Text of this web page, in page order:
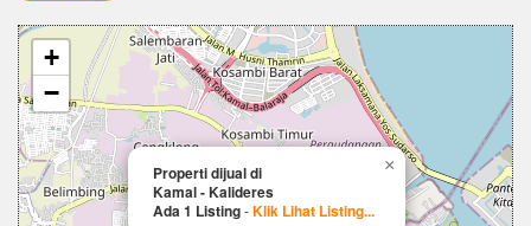
Properti dijual di
Kamal - Kalideres
Ada 1 Listing-Klik Lihat Listing...
×
+
−